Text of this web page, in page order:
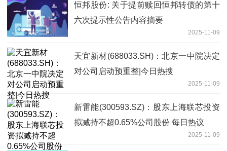
恒邦股份: 关于提前赎回恒邦转债的第十
六次提示性公告内容摘要
2025-11-09
天宜新材(688033.SH)：北京一中院决定
对公司启动预重整|今日热搜
2025-11-09
新雷能(300593.SZ)：股东上海联芯投资
拟减持不超0.65%公司股份 每日热议
2025-11-09